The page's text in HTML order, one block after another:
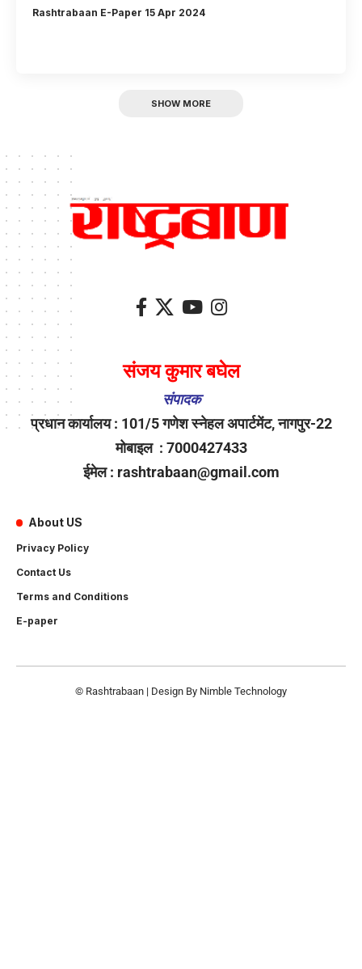
Rashtrabaan E-Paper 15 Apr 2024
SHOW MORE
संजय कुमार बघेल
संपादक
प्रधान कार्यालय : 101/5 गणेश स्नेहल अपार्टमेंट, नागपुर-22
मोबाइल : 7000427433
ईमेल : rashtrabaan@gmail.com
About US
Privacy Policy
Contact Us
Terms and Conditions
E-paper
© Rashtrabaan | Design By Nimble Technology